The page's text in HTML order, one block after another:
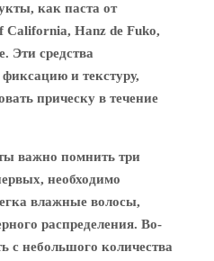
как паста от
California, Hanz de Fuko,
Эти средства
и текстуру,
прическу в течение
важно помнить три
необходимо
влажные волосы,
распределения. Во-
с небольшого количества